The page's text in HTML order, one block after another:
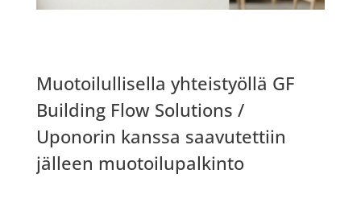
Muotoilullisella yhteistyöllä GF
Building Flow Solutions /
Uponorin kanssa saavutettiin
jälleen muotoilupalkinto